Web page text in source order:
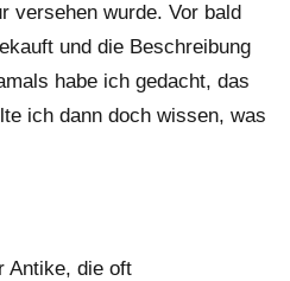
versehen wurde. Vor bald
und die Beschreibung
habe ich gedacht, das
ich dann doch wissen, was
Antike, die oft